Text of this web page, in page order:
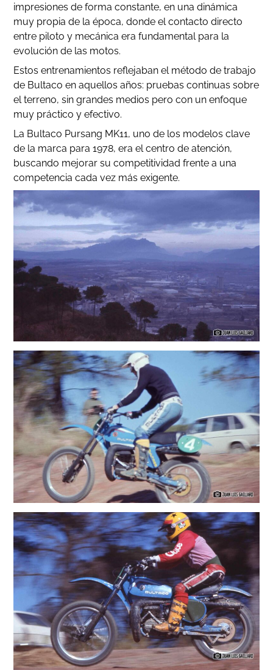
impresiones de forma constante, en una dinámica
muy propia de la época, donde el contacto directo
entre piloto y mecánica era fundamental para la
evolución de las motos.
Estos entrenamientos reflejaban el método de trabajo
de Bultaco en aquellos años: pruebas continuas sobre
el terreno, sin grandes medios pero con un enfoque
muy práctico y efectivo.
La Bultaco Pursang MK11, uno de los modelos clave
de la marca para 1978, era el centro de atención,
buscando mejorar su competitividad frente a una
competencia cada vez más exigente.